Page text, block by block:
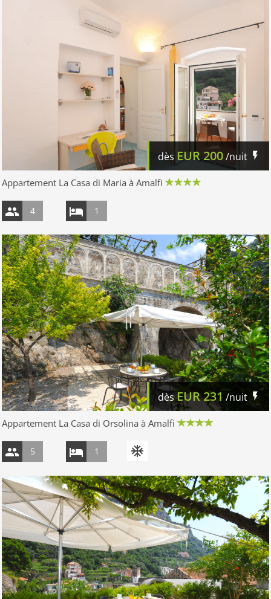
dès EUR 200/nuit
Appartement La Casa di Maria à Amalfi
4 1
dèsEUR231 /nuit
Appartement La Casa di Orsolina à Amalfi
5 1